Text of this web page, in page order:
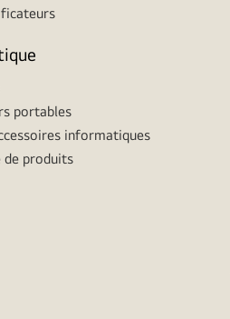
portables
informatiques
de produits